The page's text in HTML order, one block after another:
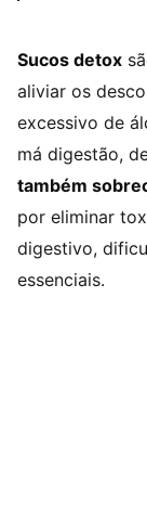
Sucos detox
aliviar os
excessivo de
má digestão,
também
por eliminar
digestivo,
essenciais.